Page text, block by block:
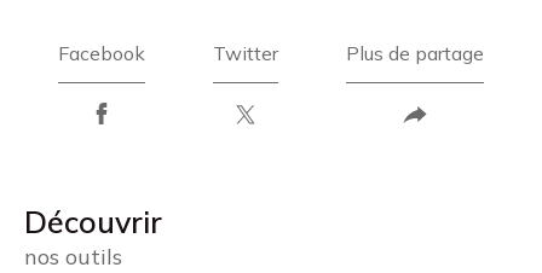
Facebook Twitter Plus de partage
découvrir
nos outils